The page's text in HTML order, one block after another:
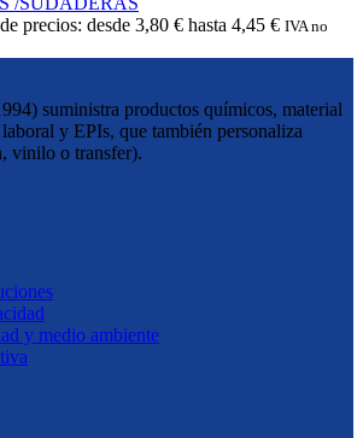
precios: desde 3,80 € hasta 4,45 € IVA no
suministra productos químicos, material
y EPIs, que también personaliza
vinilo o transfer).
y medio ambiente